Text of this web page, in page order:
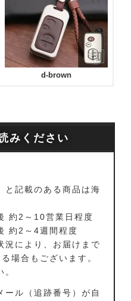
d-brown
みください
と記載のある商品は海
約2～10営業日程度
約2～4週間程度
により、お届けまで
場合もございます。
ール（追跡番号）が自